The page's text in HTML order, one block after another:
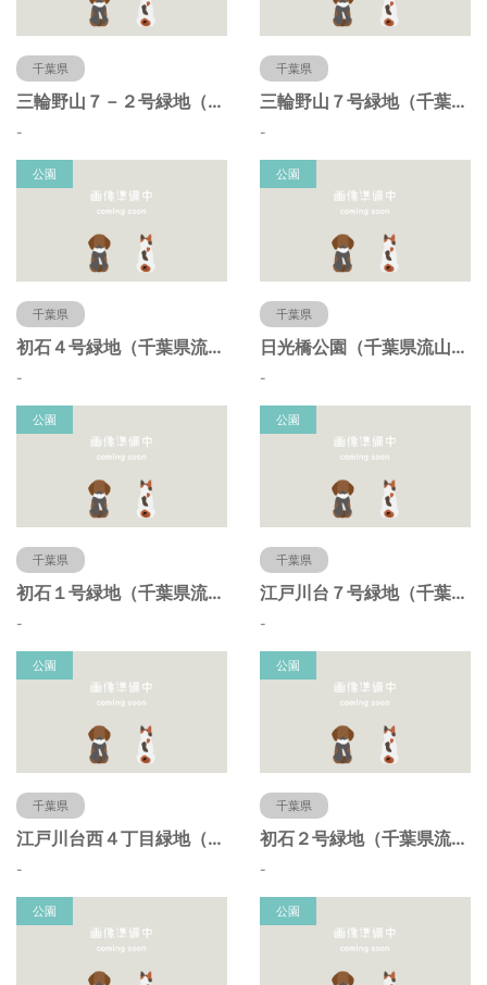
千葉県
三輪野山７－２号緑地（千葉県流山市）
-
千葉県
三輪野山７号緑地（千葉県流山市）
-
公園
千葉県
初石４号緑地（千葉県流山市）
-
公園
千葉県
日光橋公園（千葉県流山市）
-
公園
千葉県
初石１号緑地（千葉県流山市）
-
公園
千葉県
江戸川台７号緑地（千葉県流山市）
-
公園
千葉県
江戸川台西４丁目緑地（千葉県流山市）
-
公園
千葉県
初石２号緑地（千葉県流山市）
-
公園 公園